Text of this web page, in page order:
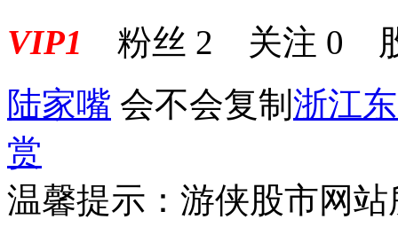
VIP1 粉丝 2 关注 0
陆家嘴 会不会复制 浙江
赏
温馨提示：游侠股市网